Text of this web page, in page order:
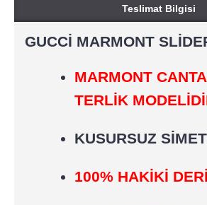
Teslimat Bilgisi
GUCCİ MARMONT
MARMONT
TERLİK
KUSURSUZ
100% HAKİKİ